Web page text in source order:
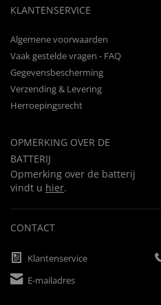
KLANTENSERVICE
Algemene voorwaarden
Vaak gestelde vragen - FAQ
Gegevensbescherming
Verzending & Levering
Herroepingsrecht
OPMERKING OVER DE
BATTERIJ
Opmerking over de batterij
vindt u hier.
CONTACT
Klantenservice
E-mailadres